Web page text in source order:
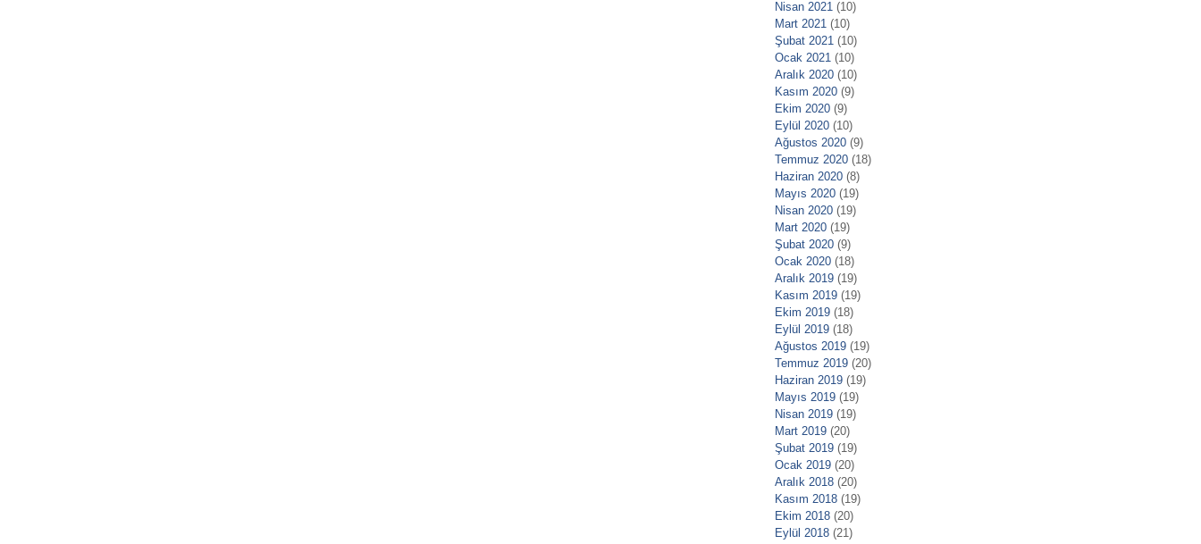
Nisan 2021 (10)
Mart 2021 (10)
Şubat 2021 (10)
Ocak 2021 (10)
Aralık 2020 (10)
Kasım 2020 (9)
Ekim 2020 (9)
Eylül 2020 (10)
Ağustos 2020 (9)
Temmuz 2020 (18)
Haziran 2020 (8)
Mayıs 2020 (19)
Nisan 2020 (19)
Mart 2020 (19)
Şubat 2020 (9)
Ocak 2020 (18)
Aralık 2019 (19)
Kasım 2019 (19)
Ekim 2019 (18)
Eylül 2019 (18)
Ağustos 2019 (19)
Temmuz 2019 (20)
Haziran 2019 (19)
Mayıs 2019 (19)
Nisan 2019 (19)
Mart 2019 (20)
Şubat 2019 (19)
Ocak 2019 (20)
Aralık 2018 (20)
Kasım 2018 (19)
Ekim 2018 (20)
Eylül 2018 (21)